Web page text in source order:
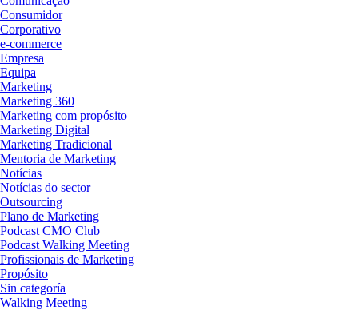
Consumidor
Corporativo
e-commerce
Empresa
Equipa
Marketing
Marketing 360
Marketing com propósito
Marketing Digital
Marketing Tradicional
Mentoria de Marketing
Notícias
Notícias do sector
Outsourcing
Plano de Marketing
Podcast CMO Club
Podcast Walking Meeting
Profissionais de Marketing
Propósito
Sin categoría
Walking Meeting